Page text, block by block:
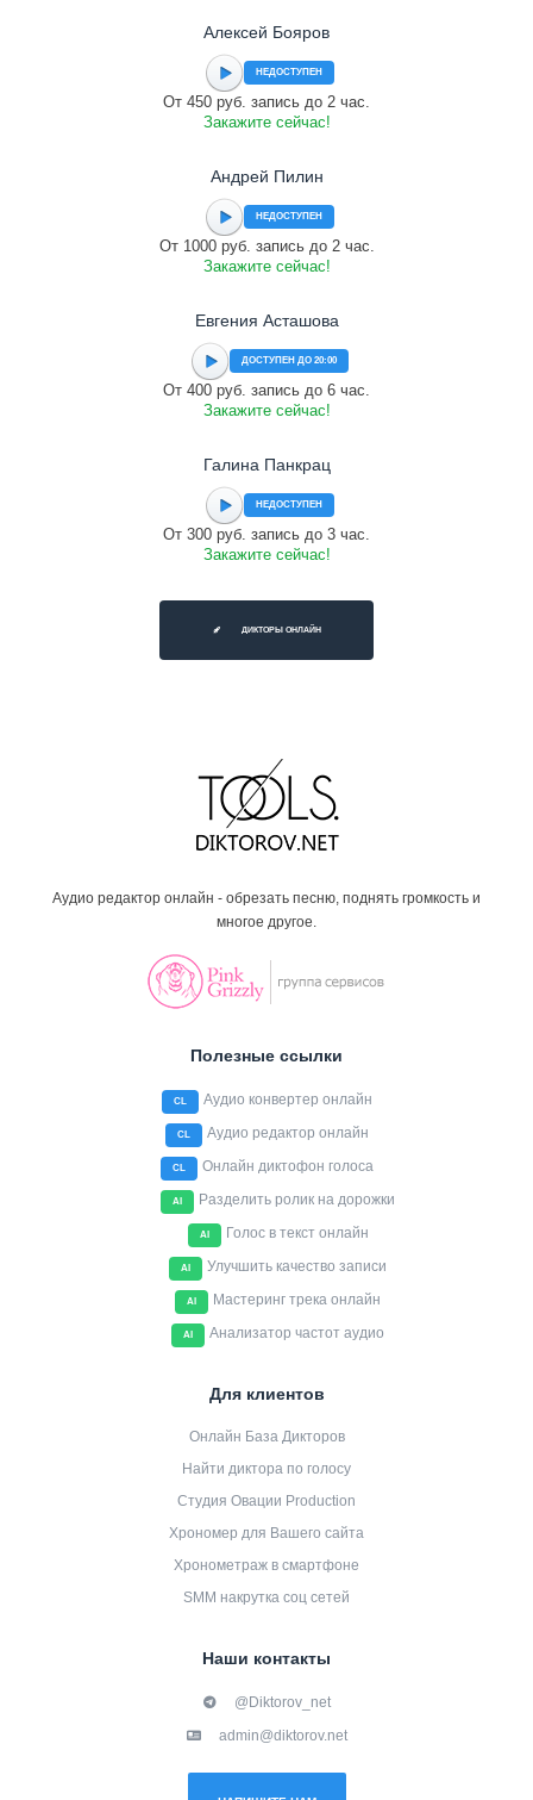
Алексей Бояров
НЕДОСТУПЕН
От 450 руб. запись до 2 час.
Закажите сейчас!
Андрей Пилин
НЕДОСТУПЕН
От 1000 руб. запись до 2 час.
Закажите сейчас!
Евгения Асташова
ДОСТУПЕН ДО 20:00
От 400 руб. запись до 6 час.
Закажите сейчас!
Галина Панкрац
НЕДОСТУПЕН
От 300 руб. запись до 3 час.
Закажите сейчас!
ДИКТОРЫ ОНЛАЙН
Аудио редактор онлайн - обрезать песню, поднять громкость и
многое другое.
Полезные ссылки
CL Аудио конвертер онлайн
CL Аудио редактор онлайн
CL Онлайн диктофон голоса
AI Разделить ролик на дорожки
AI Голос в текст онлайн
AI Улучшить качество записи
AI Мастеринг трека онлайн
AI Анализатор частот аудио
Для клиентов
Онлайн База Дикторов
Найти диктора по голосу
Студия Овации Production
Хрономер для Вашего сайта
Хронометраж в смартфоне
SMM накрутка соц сетей
Наши контакты
@Diktorov_net
admin@diktorov.net